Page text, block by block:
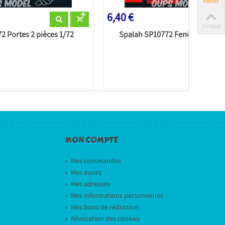
Portes 2 pièces 1/72
6,40 €
Spalah SP10772 Fenêtres 2
MON COMPTE
» Mes commandes
» Mes avoirs
» Mes adresses
» Mes informations personnelles
» Mes bons de réduction
» Révocation des cookies
En haut